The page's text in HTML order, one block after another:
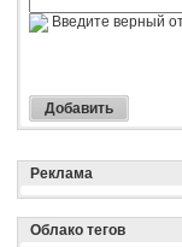
Введите верный
Реклама
Облако тегов